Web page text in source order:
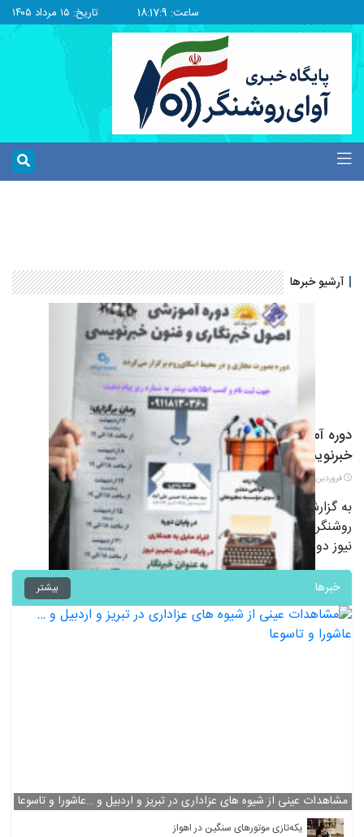
ساعت: 18:17:9 تاریخ: ۱۵ مرداد ۱۴۰۵
آرشیو خبرها
دوره آموزشی اصول خبرنگاری و فنون
خبرنویسی
فروردین ۱۳, ۱۴۰۲
به گزارش روشنگر، موسسه مطبوعاتی طلوع
روشنگری با همکاری پایگاه خبری تجهیز
نیوز دوره آموزشی تحت …
خبرها بیشتر
مشاهدات عینی از شیوه های عزاداری در تبریز و اردبیل و …عاشورا و تاسوعا
یکه‌تازی موتورهای سنگین در اهواز